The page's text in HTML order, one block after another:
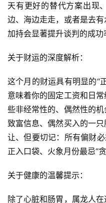
天有更好的替代方案出现
边、海边走走，或者是去
加持会显著提升谈判的成功
关于财运的深度解析：
这个月的财运具有明显的“
意味着你的固定工资和日
些非经常性的、偶然性的
致富信息、偶然买入的一
让、但要切记：所有偏财
正入口袋、火象月份最忌“贪
关于健康的温馨提示：
除了心脏和肠胃，属龙人